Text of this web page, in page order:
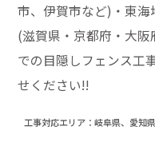
市、伊賀市など)・東
(滋賀県・京都府・大
での目隠しフェンス工
せください!!
工事対応エリア：岐阜県、愛知